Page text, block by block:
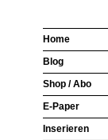
Home
Blog
Shop / Abo
E-Paper
Inserieren